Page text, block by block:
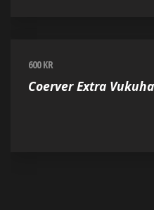
600 KR
Coerver Extra